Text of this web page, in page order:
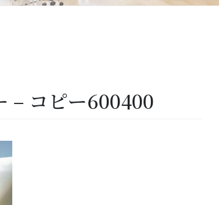
– コピー600400